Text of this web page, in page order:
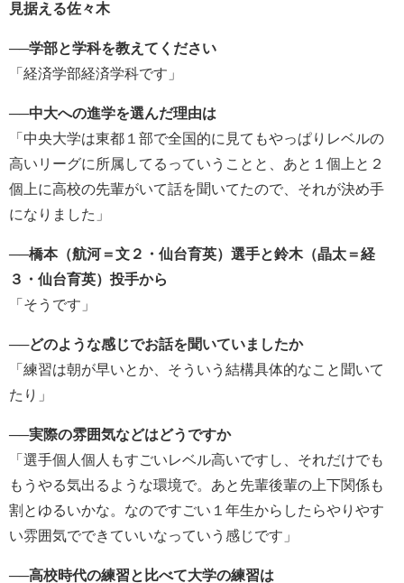
見据える佐々木
──学部と学科を教えてください
「経済学部経済学科です」
──中大への進学を選んだ理由は
「中央大学は東都１部で全国的に見てもやっぱりレベルの
高いリーグに所属してるっていうことと、あと１個上と２
個上に高校の先輩がいて話を聞いてたので、それが決め手
になりました」
──橋本（航河＝文２・仙台育英）選手と鈴木（晶太＝経
３・仙台育英）投手から
「そうです」
──どのような感じでお話を聞いていましたか
「練習は朝が早いとか、そういう結構具体的なこと聞いて
たり」
──実際の雰囲気などはどうですか
「選手個人個人もすごいレベル高いですし、それだけでも
もうやる気出るような環境で。あと先輩後輩の上下関係も
割とゆるいかな。なのですごい１年生からしたらやりやす
い雰囲気でできていいなっていう感じです」
──高校時代の練習と比べて大学の練習は